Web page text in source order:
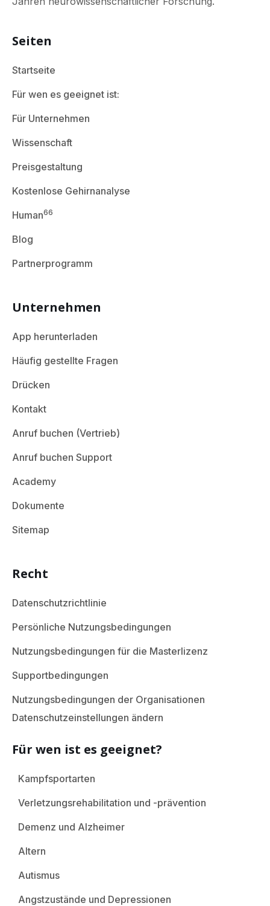
Seiten
Startseite
Für wen es geeignet ist:
Für Unternehmen
Wissenschaft
Preisgestaltung
Kostenlose Gehirnanalyse
Human66
Blog
Partnerprogramm
Unternehmen
App herunterladen
Häufig gestellte Fragen
Drücken
Kontakt
Anruf buchen (Vertrieb)
Anruf buchen Support
Academy
Dokumente
Sitemap
Recht
Datenschutzrichtlinie
Persönliche Nutzungsbedingungen
Nutzungsbedingungen für die Masterlizenz
Supportbedingungen
Nutzungsbedingungen der Organisationen
Datenschutzeinstellungen ändern
Für wen ist es geeignet?
Kampfsportarten
Verletzungsrehabilitation und -prävention
Demenz und Alzheimer
Altern
Autismus
Angstzustände und Depressionen